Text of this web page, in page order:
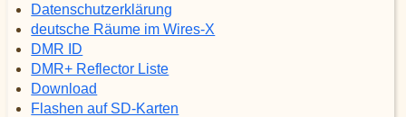
Datenschutzerklärung
deutsche Räume im Wires-X
DMR ID
DMR+ Reflector Liste
Download
Flashen auf SD-Karten